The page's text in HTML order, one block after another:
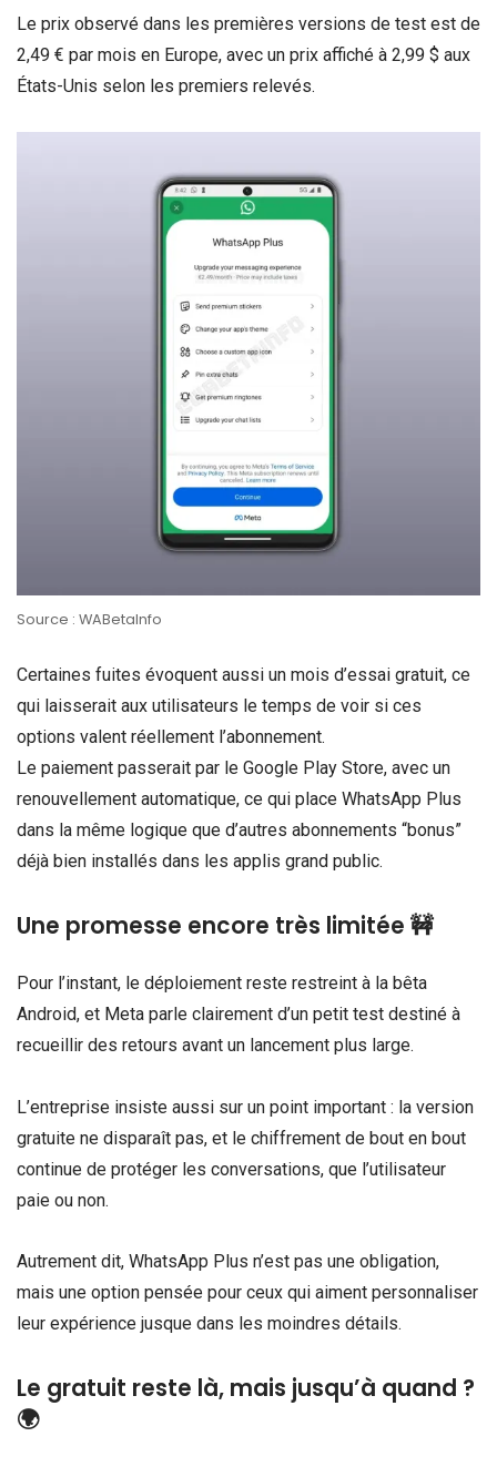
Le prix observé dans les premières versions de test est de
2,49 € par mois en Europe, avec un prix affiché à 2,99 $ aux
États-Unis selon les premiers relevés.
Source : WABetaInfo
Certaines fuites évoquent aussi un mois d’essai gratuit, ce
qui laisserait aux utilisateurs le temps de voir si ces
options valent réellement l’abonnement.
Le paiement passerait par le Google Play Store, avec un
renouvellement automatique, ce qui place WhatsApp Plus
dans la même logique que d’autres abonnements “bonus”
déjà bien installés dans les applis grand public.
Une promesse encore très limitée 🚧
Pour l’instant, le déploiement reste restreint à la bêta
Android, et Meta parle clairement d’un petit test destiné à
recueillir des retours avant un lancement plus large.
L’entreprise insiste aussi sur un point important : la version
gratuite ne disparaît pas, et le chiffrement de bout en bout
continue de protéger les conversations, que l’utilisateur
paie ou non.
Autrement dit, WhatsApp Plus n’est pas une obligation,
mais une option pensée pour ceux qui aiment personnaliser
leur expérience jusque dans les moindres détails.
Le gratuit reste là, mais jusqu’à quand ?
🌍